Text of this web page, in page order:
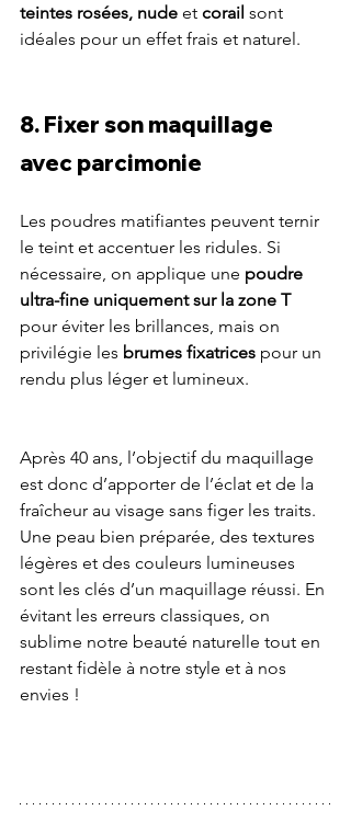
teintes rosées, nude et corail sont
idéales pour un effet frais et naturel.
8. Fixer son maquillage
avec parcimonie
Les poudres matifiantes peuvent ternir
le teint et accentuer les ridules. Si
nécessaire, on applique une poudre
ultra-fine uniquement sur la zone T
pour éviter les brillances, mais on
privilégie les brumes fixatrices pour un
rendu plus léger et lumineux.
Après 40 ans, l’objectif du maquillage
est donc d’apporter de l’éclat et de la
fraîcheur au visage sans figer les traits.
Une peau bien préparée, des textures
légères et des couleurs lumineuses
sont les clés d’un maquillage réussi. En
évitant les erreurs classiques, on
sublime notre beauté naturelle tout en
restant fidèle à notre style et à nos
envies !